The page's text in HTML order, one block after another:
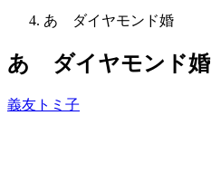
あゝダイヤモンド婚
あゝダイヤモンド婚
義友トミ子